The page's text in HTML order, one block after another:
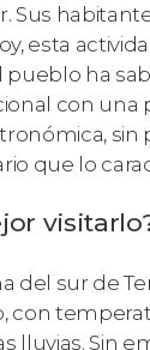
Sus
esta
pueblo ha
con una
sin
que lo
del sur de
con
lluvias. Sin